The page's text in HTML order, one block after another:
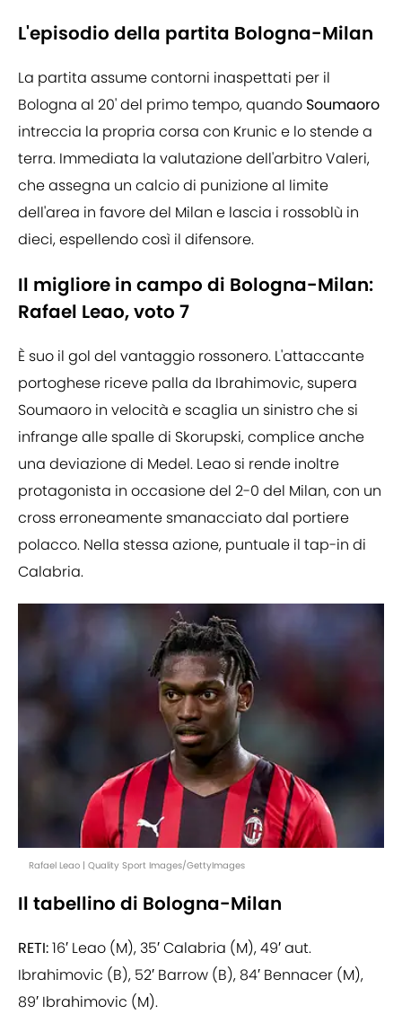
L'episodio della partita Bologna-Milan
La partita assume contorni inaspettati per il
Bologna al 20' del primo tempo, quando Soumaoro
intreccia la propria corsa con Krunic e lo stende a
terra. Immediata la valutazione dell'arbitro Valeri,
che assegna un calcio di punizione al limite
dell'area in favore del Milan e lascia i rossoblù in
dieci, espellendo così il difensore.
Il migliore in campo di Bologna-Milan:
Rafael Leao, voto 7
È suo il gol del vantaggio rossonero. L'attaccante
portoghese riceve palla da Ibrahimovic, supera
Soumaoro in velocità e scaglia un sinistro che si
infrange alle spalle di Skorupski, complice anche
una deviazione di Medel. Leao si rende inoltre
protagonista in occasione del 2-0 del Milan, con un
cross erroneamente smanacciato dal portiere
polacco. Nella stessa azione, puntuale il tap-in di
Calabria.
Rafael Leao | Quality Sport Images/GettyImages
Il tabellino di Bologna-Milan
RETI:16′ Leao (M), 35′ Calabria (M), 49′ aut.
Ibrahimovic (B), 52′ Barrow (B), 84′ Bennacer (M),
89′ Ibrahimovic (M).